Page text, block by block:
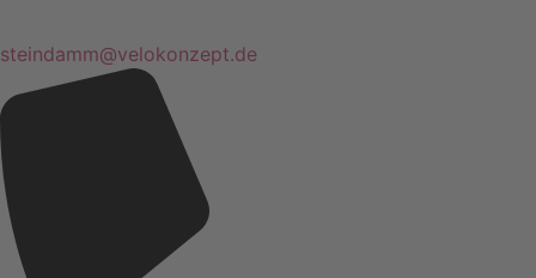
steindamm@velokonzept.de